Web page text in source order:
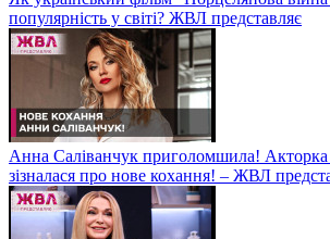
популярність у світі? ЖВЛ представляє
Анна Саліванчук приголомшила!
зізналася про нове кохання! – ЖВЛ